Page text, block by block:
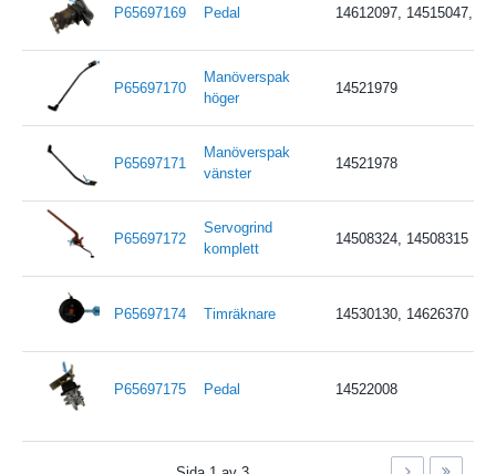
P65697169 Pedal 14612097, 14515047,
P65697170
Manöverspak
höger
14521979
P65697171
Manöverspak
vänster
14521978
P65697172
Servogrind
komplett
14508324, 14508315
P65697174 Timräknare 14530130, 14626370
P65697175 Pedal 14522008